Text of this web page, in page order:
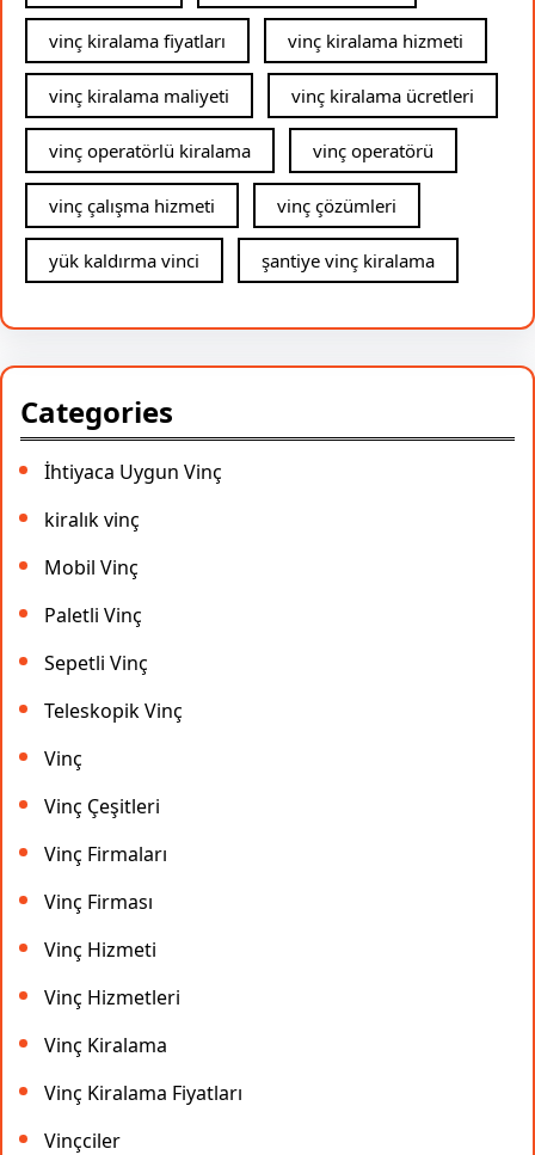
vinç kiralama fiyatları vinç kiralama hizmeti
vinç kiralama maliyeti vinç kiralama ücretleri
vinç operatörlü kiralama vinç operatörü
vinç çalışma hizmeti vinç çözümleri
yük kaldırma vinci şantiye vinç kiralama
Categories
İhtiyaca Uygun Vinç
kiralık vinç
Mobil Vinç
Paletli Vinç
Sepetli Vinç
Teleskopik Vinç
Vinç
Vinç Çeşitleri
Vinç Firmaları
Vinç Firması
Vinç Hizmeti
Vinç Hizmetleri
Vinç Kiralama
Vinç Kiralama Fiyatları
Vinçciler